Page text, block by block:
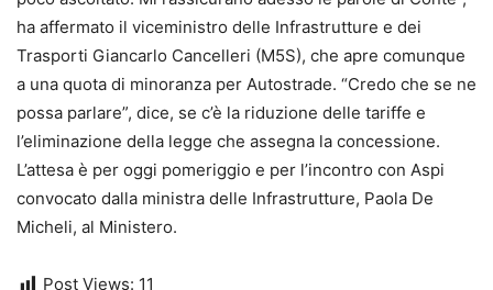
ha affermato il viceministro delle Infrastrutture e dei
Trasporti Giancarlo Cancelleri (M5S), che apre comunque
a una quota di minoranza per Autostrade. “Credo che se ne
possa parlare”, dice, se c’è la riduzione delle tariffe e
l’eliminazione della legge che assegna la concessione.
L’attesa è per oggi pomeriggio e per l’incontro con Aspi
convocato dalla ministra delle Infrastrutture, Paola De
Micheli, al Ministero.
Post Views: 11